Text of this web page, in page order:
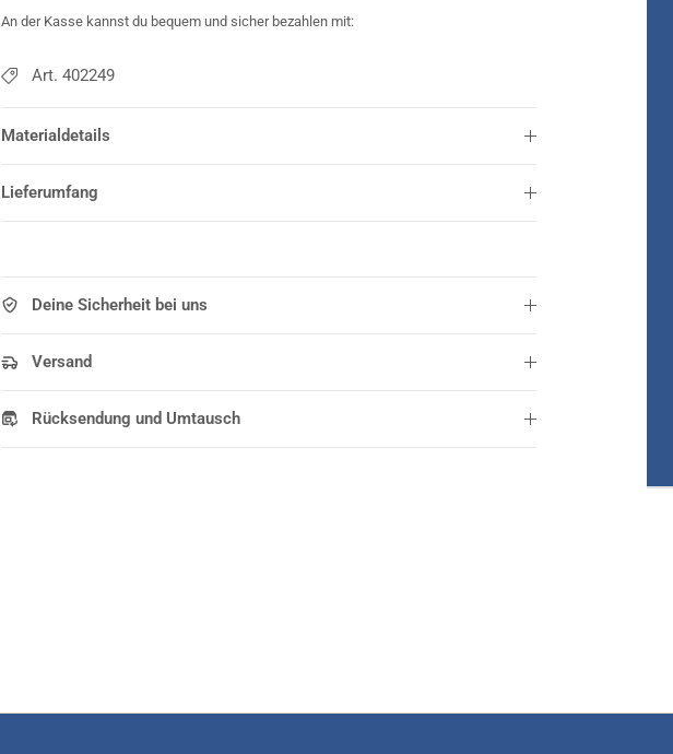
An der Kasse kannst du bequem und sicher bezahlen mit:
Art. 402249
Materialdetails
Lieferumfang
Deine Sicherheit bei uns
Versand
Rücksendung und Umtausch